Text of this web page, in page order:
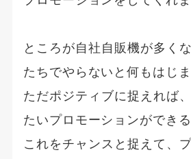
ところが自社自販機が多く
たちでやらないと何もはじま
ただポジティブに捉えれば
たいプロモーションができる
これをチャンスと捉えて、